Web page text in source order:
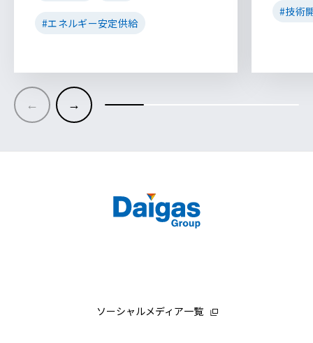
#エネルギー安定供給
#技術
ソーシャルメディア一覧